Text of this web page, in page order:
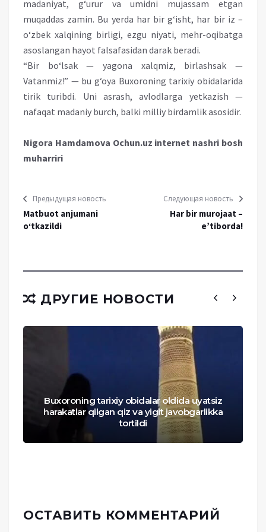
madaniyat, g‘urur va umidni mujassam etgan
muqaddas zamin. Bu yerda har bir g‘isht, har bir iz –
o‘zbek xalqining birligi, ezgu niyati, mehr-oqibatga
asoslangan hayot falsafasidan darak beradi.
“Bir bo‘lsak — yagona xalqmiz, birlashsak —
Vatanmiz!” — bu g‘oya Buxoroning tarixiy obidalarida
tirik turibdi. Uni asrash, avlodlarga yetkazish —
nafaqat madaniy burch, balki milliy birdamlik asosidir.
Nigora Hamdamova Ochun.uz internet nashri bosh
muharriri
Предыдущая новость
Matbuot anjumani
o‘tkazildi
Следующая новость
Har bir murojaat –
e’tiborda!
ДРУГИЕ НОВОСТИ
Buxoroning tarixiy obidalar oldida uyatsiz
harakatlar qilgan qiz va yigit javobgarlikka
tortildi
ОСТАВИТЬ КОММЕНТАРИЙ